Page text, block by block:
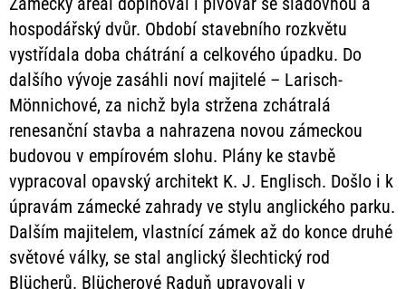
hospodářský dvůr. Období stavebního rozkvětu
vystřídala doba chátrání a celkového úpadku. Do
dalšího vývoje zasáhli noví majitelé – Larisch-
Mönnichové, za nichž byla stržena zchátralá
renesanční stavba a nahrazena novou zámeckou
budovou v empírovém slohu. Plány ke stavbě
vypracoval opavský architekt K. J. Englisch. Došlo i k
úpravám zámecké zahrady ve stylu anglického parku.
Dalším majitelem, vlastnící zámek až do konce druhé
světové války, se stal anglický šlechtický rod
Blücherů. Blücherové Raduň upravovali v